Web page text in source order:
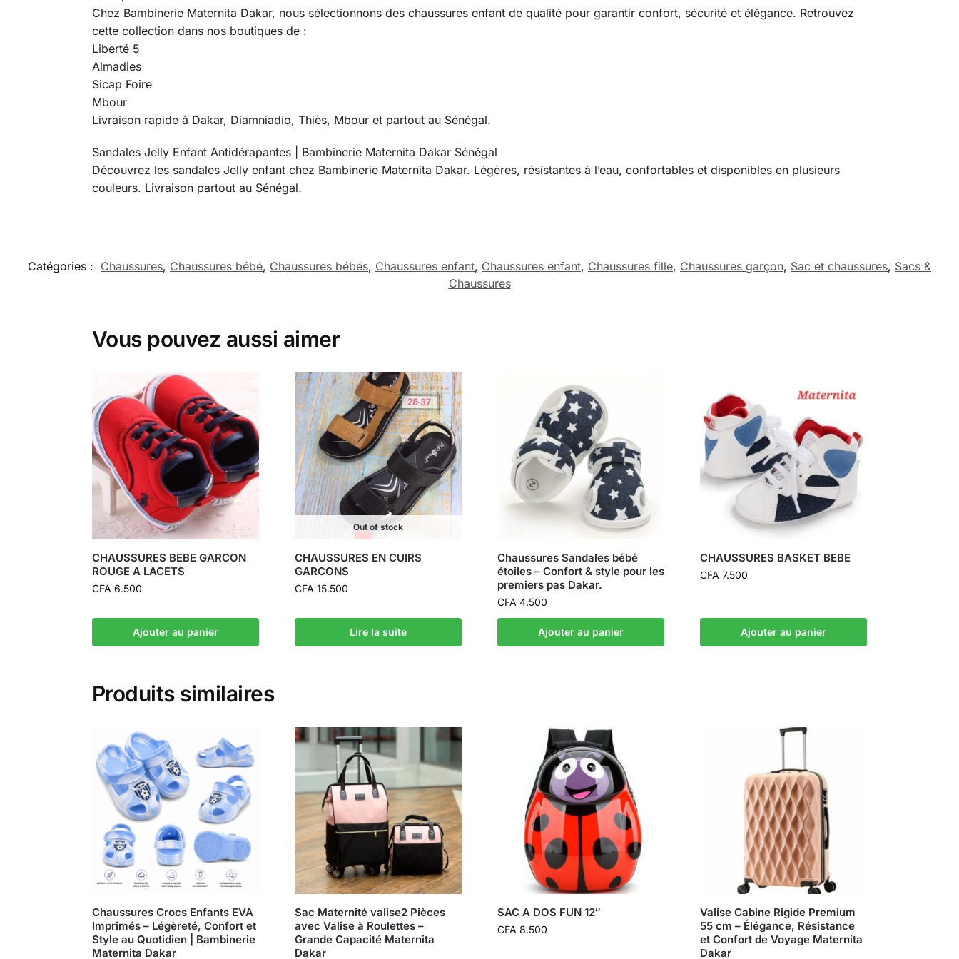
Chez Bambinerie Maternita Dakar, nous sélectionnons des chaussures enfant de qualité pour garantir confort, sécurité et élégance. Retrouvez
cette collection dans nos boutiques de :
Liberté 5
Almadies
Sicap Foire
Mbour
Livraison rapide à Dakar, Diamniadio, Thiès, Mbour et partout au Sénégal.
Sandales Jelly Enfant Antidérapantes | Bambinerie Maternita Dakar Sénégal
Découvrez les sandales Jelly enfant chez Bambinerie Maternita Dakar. Légères, résistantes à l’eau, confortables et disponibles en plusieurs
couleurs. Livraison partout au Sénégal.
Catégories : Chaussures, Chaussures bébé, Chaussures bébés, Chaussures enfant, Chaussures enfant, Chaussures fille, Chaussures garçon, Sac et chaussures, Sacs &
Chaussures
Vous pouvez aussi aimer
CHAUSSURES BEBE GARCON
ROUGE A LACETS
CFA 6.500
Ajouter au panier
Out of stock
CHAUSSURES EN CUIRS
GARCONS
CFA 15.500
Lire la suite
Chaussures Sandales bébé
étoiles – Confort & style pour les
premiers pas Dakar.
CFA 4.500
Ajouter au panier
CHAUSSURES BASKET BEBE
CFA 7.500
Ajouter au panier
Produits similaires
Chaussures Crocs Enfants EVA
Imprimés – Légèreté, Confort et
Style au Quotidien | Bambinerie
Maternita Dakar
Sac Maternité valise2 Pièces
avec Valise à Roulettes –
Grande Capacité Maternita
Dakar
SAC A DOS FUN 12″
CFA 8.500
Valise Cabine Rigide Premium
55 cm – Élégance, Résistance
et Confort de Voyage Maternita
Dakar